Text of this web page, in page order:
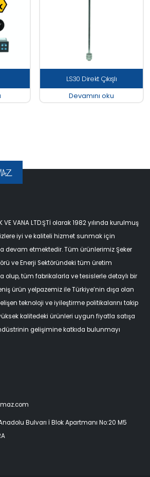
LS30 Direkt Çıkışlı
Devamını oku
VE VANA LTD.ŞTİ olarak 1982 yılında kurulmuş
iyi ve kaliteli hizmet sunmak için
devam etmektedir. Tüm ürünlerimiz Şeker
ve Enerji Sektöründeki tüm üretim
olup, tüm fabrikalarla ve tesislerle detaylı bir
ürün yelpazemiz ile Türkiye’nin dışa olan
teknoloji ve iyileştirme politikalarını takip
kalitedeki ürünleri uygun fiyatla satışa
gelişimine katkıda bulunmayı
Bulvarı İ Blok Apartmanı No:20 M5